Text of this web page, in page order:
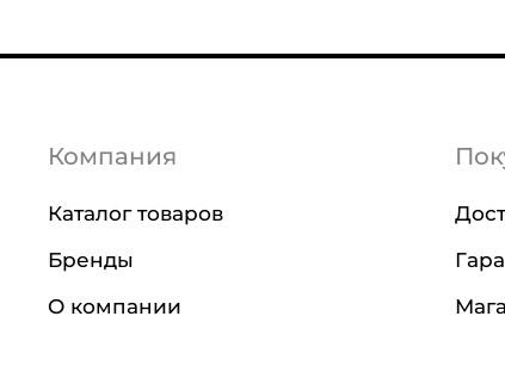
Компания
Каталог товаров
Бренды
О компании